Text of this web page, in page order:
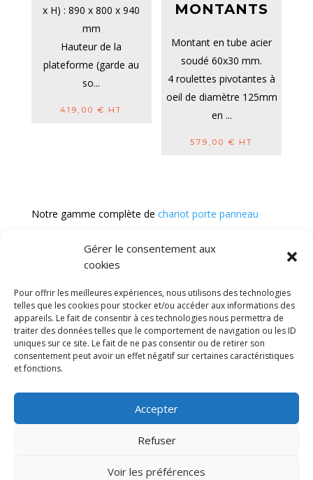
Gérer le consentement aux
cookies
Pour offrir les meilleures expériences, nous utilisons des technologies
telles que les cookies pour stocker et/ou accéder aux informations des
appareils. Le fait de consentir à ces technologies nous permettra de
traiter des données telles que le comportement de navigation ou les ID
uniques sur ce site. Le fait de ne pas consentir ou de retirer son
consentement peut avoir un effet négatif sur certaines caractéristiques
et fonctions.
Accepter
Refuser
Voir les préférences
x H) : 890 x 800 x 940
mm
Hauteur de la
plateforme (garde au
so...
419,00€ HT
MONTANTS
Montant en tube acier
soudé 60x30 mm.
4 roulettes pivotantes à
oeil de diamètre 125mm
en ...
579,00€ HT
Notre gamme complète de chariot porte panneau
Diable
Chariot manutention
CGV
Mentions légales
Politique de confidentialité et protection des
données
Paiement sécurisé
Gérer mes cookies
© 2025 MNG SORARE. Tous droits réservés. Prix